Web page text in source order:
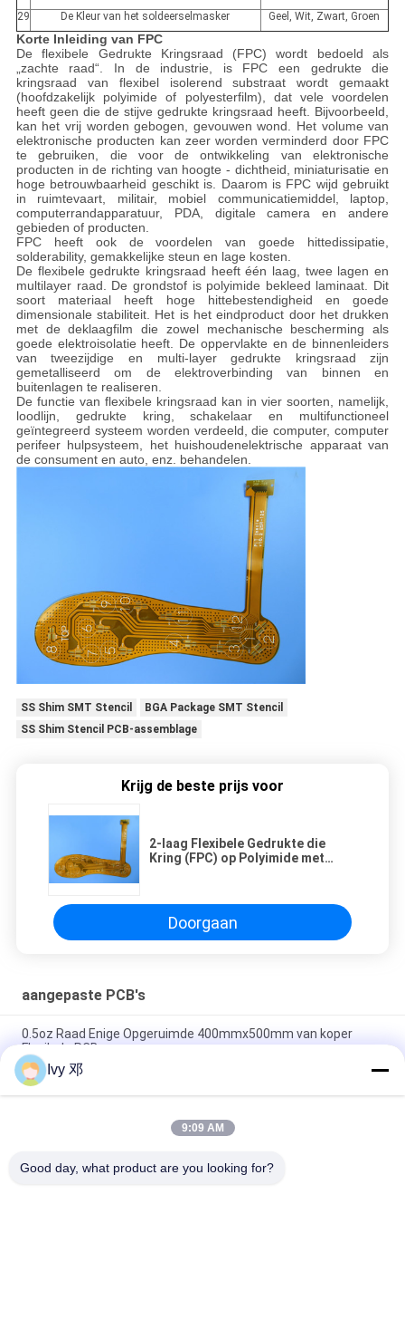
29
De Kleur van het soldeerselmasker Geel, Wit, Zwart, Groen
Korte Inleiding van FPC
De flexibele Gedrukte Kringsraad (FPC) wordt bedoeld als
„zachte raad“. In de industrie, is FPC een gedrukte die
kringsraad van flexibel isolerend substraat wordt gemaakt
(hoofdzakelijk polyimide of polyesterfilm), dat vele voordelen
heeft geen die de stijve gedrukte kringsraad heeft. Bijvoorbeeld,
kan het vrij worden gebogen, gevouwen wond. Het volume van
elektronische producten kan zeer worden verminderd door FPC
te gebruiken, die voor de ontwikkeling van elektronische
producten in de richting van hoogte - dichtheid, miniaturisatie en
hoge betrouwbaarheid geschikt is. Daarom is FPC wijd gebruikt
in ruimtevaart, militair, mobiel communicatiemiddel, laptop,
computerrandapparatuur, PDA, digitale camera en andere
gebieden of producten.
FPC heeft ook de voordelen van goede hittedissipatie,
solderability, gemakkelijke steun en lage kosten.
De flexibele gedrukte kringsraad heeft één laag, twee lagen en
multilayer raad. De grondstof is polyimide bekleed laminaat. Dit
soort materiaal heeft hoge hittebestendigheid en goede
dimensionale stabiliteit. Het is het eindproduct door het drukken
met de deklaagfilm die zowel mechanische bescherming als
goede elektroisolatie heeft. De oppervlakte en de binnenleiders
van tweezijdige en multi-layer gedrukte kringsraad zijn
gemetalliseerd om de elektroverbinding van binnen en
buitenlagen te realiseren.
De functie van flexibele kringsraad kan in vier soorten, namelijk,
loodlijn, gedrukte kring, schakelaar en multifunctioneel
geïntegreerd systeem worden verdeeld, die computer, computer
perifeer hulpsysteem, het huishoudenelektrische apparaat van
de consument en auto, enz. behandelen.
SS Shim SMT Stencil
BGA Package SMT Stencil
SS Shim Stencil PCB-assemblage
Krijg de beste prijs voor
2-laag Flexibele Gedrukte die
Kring (FPC) op Polyimide met
Sportenbinnenzool wordt
voortgebouwd
Doorgaan
aangepaste PCB's
0.5oz Raad Enige Opgeruimde 400mmx500mm van koper
Flexibele PCB
Dubbele Laag 0.25mm Flexibele PCB-Raad met Polyimide-
Versteviger
Flexibele Gedrukte FPC-Kringsraad Enige Opgeruimde
Ivy 邓
9:09 AM
Good day, what product are you looking for?